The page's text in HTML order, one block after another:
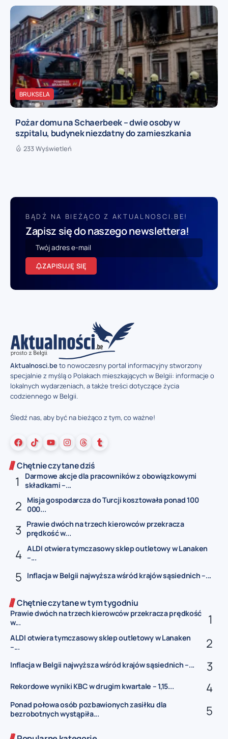
BRUKSELA
Pożar domu na Schaerbeek – dwie osoby w
szpitalu, budynek niezdatny do zamieszkania
233 Wyświetleń
BĄDŹ NA BIEŻĄCO Z AKTUALNOSCI.BE!
Zapisz się do naszego newslettera!
ZAPISUJĘ SIĘ
Aktualnosci.beto nowoczesny portal informacyjny stworzony
specjalnie z myślą o Polakach mieszkających w Belgii: informacje o
lokalnych wydarzeniach, a także treści dotyczące życia
codziennego w Belgii.
Śledź nas, aby być na bieżąco z tym, co ważne!
Chętnie czytane dziś
Darmowe akcje dla pracowników z obowiązkowymi
składkami –...
Misja gospodarcza do Turcji kosztowała ponad 100
000...
Prawie dwóch na trzech kierowców przekracza
prędkość w...
ALDI otwiera tymczasowy sklep outletowy w Lanaken
–...
Inflacja w Belgii najwyższa wśród krajów sąsiednich –...
Chętnie czytane w tym tygodniu
Prawie dwóch na trzech kierowców przekracza prędkość
w...
ALDI otwiera tymczasowy sklep outletowy w Lanaken
–...
Inflacja w Belgii najwyższa wśród krajów sąsiednich –...
Rekordowe wyniki KBC w drugim kwartale – 1,15...
Ponad połowa osób pozbawionych zasiłku dla
bezrobotnych wystąpiła...